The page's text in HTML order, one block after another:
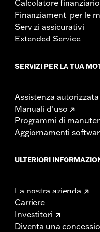
Calcolatore finanziario
Finanziamenti per le
Servizi assicurativi
Extended Service
SERVIZI PER LA TUA
Assistenza autorizzata
Manuali d’uso
Programmi di
Aggiornamenti
ULTERIORI
La nostra azienda
Carriere
Investitori
Diventa una